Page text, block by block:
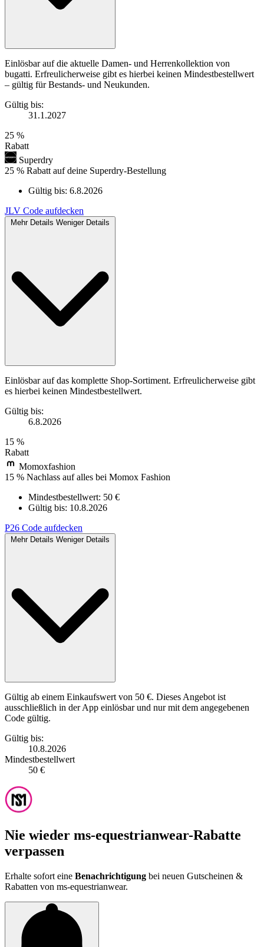
Einlösbar auf die aktuelle Damen- und Herrenkollektion von
bugatti. Erfreulicherweise gibt es hierbei keinen Mindestbestellwert
– gültig für Bestands- und Neukunden.
Gültig bis:
31.1.2027
25 %
Rabatt
Superdry
25 % Rabatt auf deine Superdry-Bestellung
Gültig bis: 6.8.2026
JLV Code aufdecken
Mehr Details Weniger Details
Einlösbar auf das komplette Shop-Sortiment. Erfreulicherweise gibt
es hierbei keinen Mindestbestellwert.
Gültig bis:
6.8.2026
15 %
Rabatt
Momoxfashion
15 % Nachlass auf alles bei Momox Fashion
Mindestbestellwert: 50 €
Gültig bis: 10.8.2026
P26 Code aufdecken
Mehr Details Weniger Details
Gültig ab einem Einkaufswert von 50 €. Dieses Angebot ist
ausschließlich in der App einlösbar und nur mit dem angegebenen
Code gültig.
Gültig bis:
10.8.2026
Mindestbestellwert
50 €
Nie wieder ms-equestrianwear-Rabatte
verpassen
Erhalte sofort eine Benachrichtigung bei neuen Gutscheinen &
Rabatten von ms-equestrianwear.